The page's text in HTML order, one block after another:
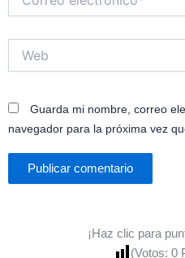
electrónico*
Guarda mi nombre, correo
navegador para la próxima vez
¡Haz clic para
(Votos: 0